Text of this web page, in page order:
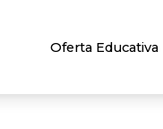
Oferta Educativa